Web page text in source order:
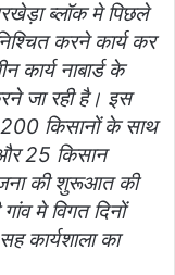
ब्लॉक मे पिछले
करने कार्य कर
कार्य नाबार्ड के
जा रही है। इस
200 किसानों के साथ
25 किसान
की शुरूआत की
मे विगत दिनों
कार्यशाला का